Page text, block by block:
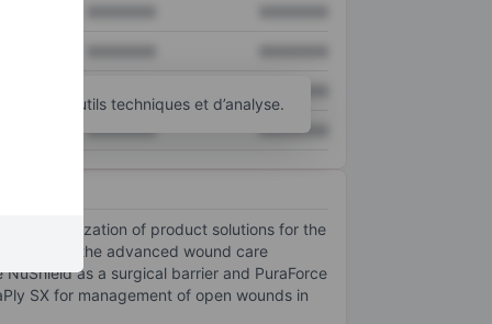
XXXXXXX XXXXXXX
d’autres outils techniques et d’analyse.
of product solutions for the
in the advanced wound care
as a surgical barrier and PuraForce
SX for management of open wounds in